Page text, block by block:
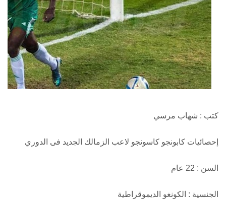
كتب : شهاب مرسي
إحصائيات كابونجو كاسونجو لاعب الزمالك الجديد فى الدوري
السن : 22 عام
الجنسية : الكونغو الديموقراطية